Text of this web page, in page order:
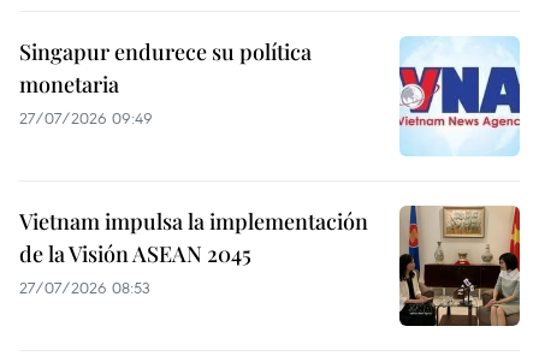
Singapur endurece su política
monetaria
27/07/2026 09:49
Vietnam impulsa la implementación
de la Visión ASEAN 2045
27/07/2026 08:53